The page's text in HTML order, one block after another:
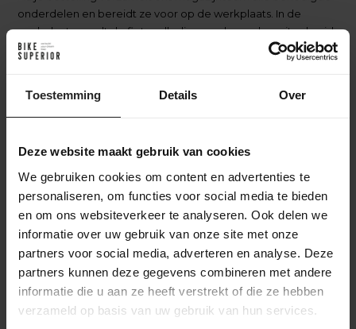
Toestemming Details Over
Deze website maakt gebruik van cookies
We gebruiken cookies om content en advertenties te
personaliseren, om functies voor social media te bieden
en om ons websiteverkeer te analyseren. Ook delen we
informatie over uw gebruik van onze site met onze
partners voor social media, adverteren en analyse. Deze
partners kunnen deze gegevens combineren met andere
informatie die u aan ze heeft verstrekt of die ze hebben
verzameld op basis van uw gebruik van hun services.
onderdelen en bereidt ze voor op de werkplaats. In de
werkplaats wordt de fiets volledig opgebouwd en uitgebreid
getest. Daarna gaat de fiets naar het inpakstation in het
magazijn, waar hij zorgvuldig wordt ingepakt. Accessoires
wordt naar een bestemming in Nederland of wereldwijd. Zo
zorgen we ervoor dat je fiets veilig en compleet aankomt.
bekijk onze bedrijfsvideo